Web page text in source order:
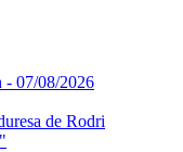
- 07/08/2026
de Rodri